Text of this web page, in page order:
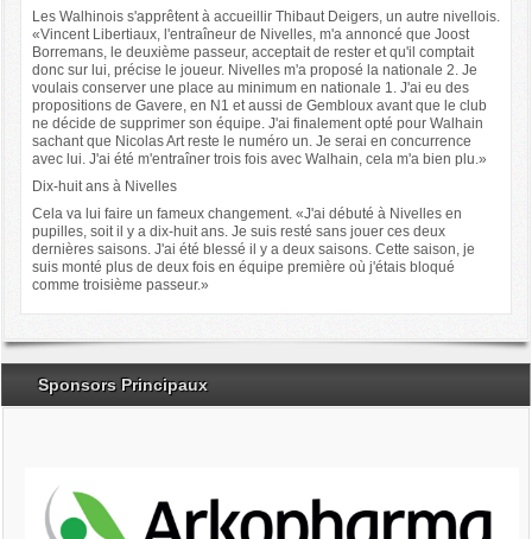
Les Walhinois s'apprêtent à accueillir Thibaut Deigers, un autre nivellois.
«Vincent Libertiaux, l'entraîneur de Nivelles, m'a annoncé que Joost
Borremans, le deuxième passeur, acceptait de rester et qu'il comptait
donc sur lui, précise le joueur. Nivelles m'a proposé la nationale 2. Je
voulais conserver une place au minimum en nationale 1. J'ai eu des
propositions de Gavere, en N1 et aussi de Gembloux avant que le club
ne décide de supprimer son équipe. J'ai finalement opté pour Walhain
sachant que Nicolas Art reste le numéro un. Je serai en concurrence
avec lui. J'ai été m'entraîner trois fois avec Walhain, cela m'a bien plu.»
Dix-huit ans à Nivelles
Cela va lui faire un fameux changement. «J'ai débuté à Nivelles en
pupilles, soit il y a dix-huit ans. Je suis resté sans jouer ces deux
dernières saisons. J'ai été blessé il y a deux saisons. Cette saison, je
suis monté plus de deux fois en équipe première où j'étais bloqué
comme troisième passeur.»
Sponsors Principaux